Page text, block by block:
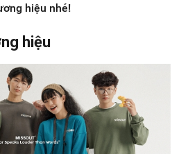
hiệu nhé!
hiệu